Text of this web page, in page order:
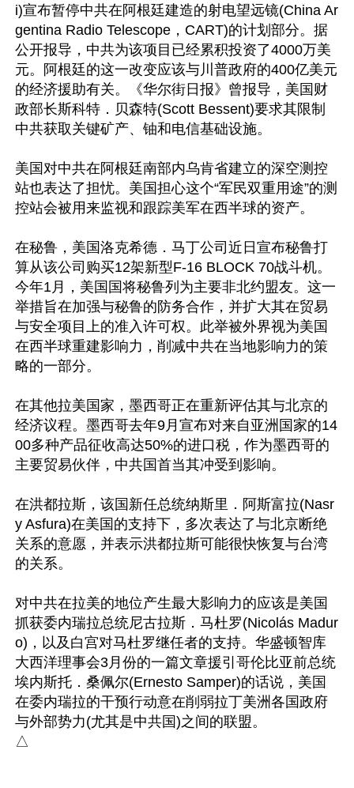
i)宣布暂停中共在阿根廷建造的射电望远镜(China Ar
gentina Radio Telescope，CART)的计划部分。据
公开报导，中共为该项目已经累积投资了4000万美
元。阿根廷的这一改变应该与川普政府的400亿美元
的经济援助有关。《华尔街日报》曾报导，美国财
政部长斯科特．贝森特(Scott Bessent)要求其限制
中共获取关键矿产、铀和电信基础设施。
美国对中共在阿根廷南部内乌肯省建立的深空测控
站也表达了担忧。美国担心这个“军民双重用途”的测
控站会被用来监视和跟踪美军在西半球的资产。
在秘鲁，美国洛克希德．马丁公司近日宣布秘鲁打
算从该公司购买12架新型F-16 BLOCK 70战斗机。
今年1月，美国国将秘鲁列为主要非北约盟友。这一
举措旨在加强与秘鲁的防务合作，并扩大其在贸易
与安全项目上的准入许可权。此举被外界视为美国
在西半球重建影响力，削减中共在当地影响力的策
略的一部分。
在其他拉美国家，墨西哥正在重新评估其与北京的
经济议程。墨西哥去年9月宣布对来自亚洲国家的14
00多种产品征收高达50%的进口税，作为墨西哥的
主要贸易伙伴，中共国首当其冲受到影响。
在洪都拉斯，该国新任总统纳斯里．阿斯富拉(Nasr
y Asfura)在美国的支持下，多次表达了与北京断绝
关系的意愿，并表示洪都拉斯可能很快恢复与台湾
的关系。
对中共在拉美的地位产生最大影响力的应该是美国
抓获委内瑞拉总统尼古拉斯．马杜罗(Nicolás Madur
o)，以及白宫对马杜罗继任者的支持。华盛顿智库
大西洋理事会3月份的一篇文章援引哥伦比亚前总统
埃内斯托．桑佩尔(Ernesto Samper)的话说，美国
在委内瑞拉的干预行动意在削弱拉丁美洲各国政府
与外部势力(尤其是中共国)之间的联盟。